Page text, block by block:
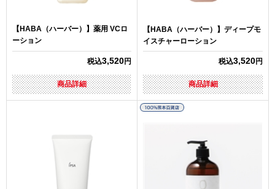
【HABA（ハーバー）】薬用 VCロ
ーション
税込3,520円
商品詳細
【HABA（ハーバー）】ディープモ
イスチャーローション
税込3,520円
商品詳細